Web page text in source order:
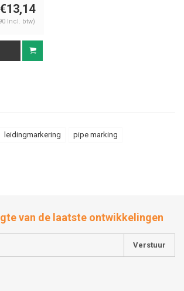
€13,14
Incl. btw)
leidingmarkering pipe marking
van de laatste ontwikkelingen
Verstuur